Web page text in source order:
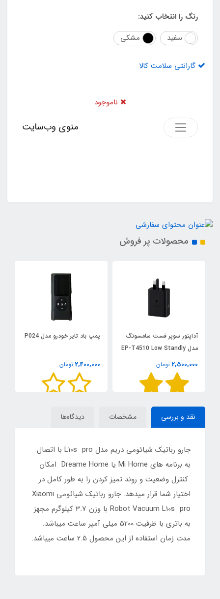
رنگ را انتخاب کنید:
سفید
مشکی
گارانتی سلامت کالا
ناموجود
منوی وب‌سایت
محصولات پر فروش
آداپتور سوپر فست سامسونگ
مدل EP-T4510 Low Standly
2,500,000 تومان
پمپ باد تایر خودرو مدل P024
2,400,000 تومان
نقد و بررسی مشخصات دیدگاه‌ها
جارو رباتیک شیائومی دریم مدل L10s pro با اتصال
به برنامه های Mi Home یا Dreame Home امکان
کنترل وضعیت و روند تمیز کردن را به طور کامل در
اختیار شما قرار میدهد. جارو رباتیک شیائومی Xiaomi
Robot Vacuum L10s pro با وزن 3.7 کیلوگرم مجهز
به باتری با ظرفیت 5200 میلی آمپر ساعت میباشد.
مدت زمان استفاده از این محصول 2.5 ساعت میباشد.